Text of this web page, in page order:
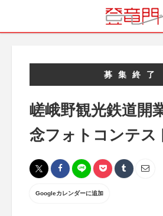
募集終了
嵯峨野観光鉄道開
念フォトコンテス
Googleカレンダーに追加